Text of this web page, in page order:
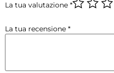
La tua valutazione *
La tua recensione *